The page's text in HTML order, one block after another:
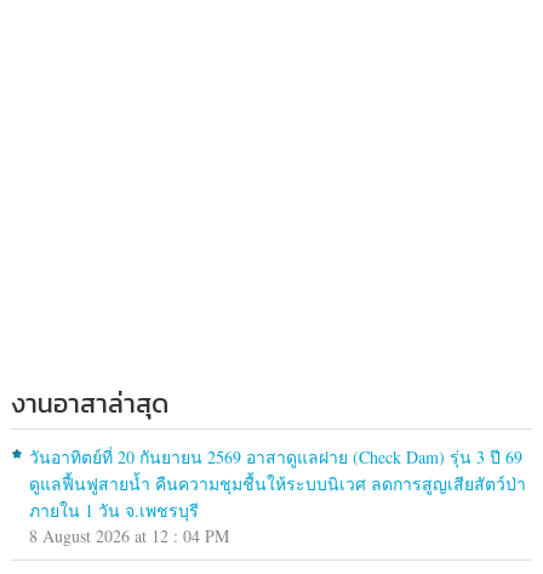
งานอาสาล่าสุด
วันอาทิตย์ที่ 20 กันยายน 2569 อาสาดูแลฝาย (Check Dam) รุ่น 3 ปี 69
ดูแลฟื้นฟูสายน้ำ คืนความชุมชื้นให้ระบบนิเวศ ลดการสูญเสียสัตว์ป่า
ภายใน 1 วัน จ.เพชรบุรี
8 August 2026 at 12 : 04 PM